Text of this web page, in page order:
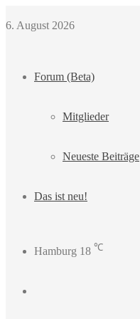
6. August 2026
Forum (Beta)
Mitglieder
Neueste Beiträge
Das ist neu!
Hamburg 18 ℃